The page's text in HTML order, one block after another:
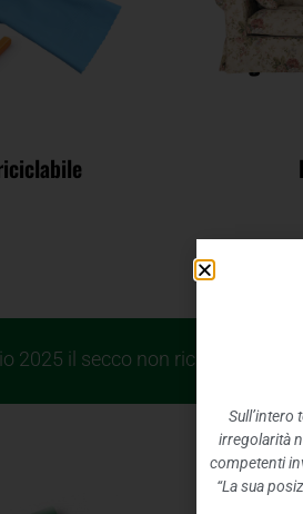
2025 il secco non riciclabile può
irregolarità
competenti
“La sua